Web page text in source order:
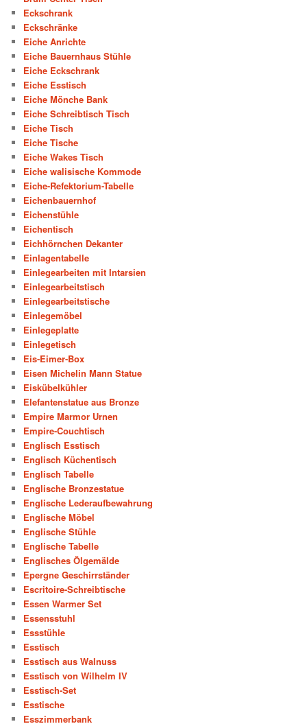
Eckschrank
Eckschränke
Eiche Anrichte
Eiche Bauernhaus Stühle
Eiche Eckschrank
Eiche Esstisch
Eiche Mönche Bank
Eiche Schreibtisch Tisch
Eiche Tisch
Eiche Tische
Eiche Wakes Tisch
Eiche walisische Kommode
Eiche-Refektorium-Tabelle
Eichenbauernhof
Eichenstühle
Eichentisch
Eichhörnchen Dekanter
Einlagentabelle
Einlegearbeiten mit Intarsien
Einlegearbeitstisch
Einlegearbeitstische
Einlegemöbel
Einlegeplatte
Einlegetisch
Eis-Eimer-Box
Eisen Michelin Mann Statue
Eiskübelkühler
Elefantenstatue aus Bronze
Empire Marmor Urnen
Empire-Couchtisch
Englisch Esstisch
Englisch Küchentisch
Englisch Tabelle
Englische Bronzestatue
Englische Lederaufbewahrung
Englische Möbel
Englische Stühle
Englische Tabelle
Englisches Ölgemälde
Epergne Geschirrständer
Escritoire-Schreibtische
Essen Warmer Set
Essensstuhl
Essstühle
Esstisch
Esstisch aus Walnuss
Esstisch von Wilhelm IV
Esstisch-Set
Esstische
Esszimmerbank